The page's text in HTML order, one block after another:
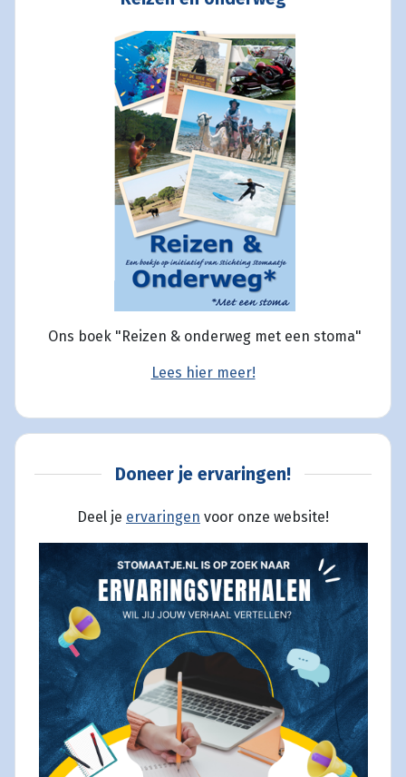
Ons boek "Reizen & onderweg met een stoma"
Lees hier meer!
Doneer je ervaringen!
Deel je ervaringen voor onze website!